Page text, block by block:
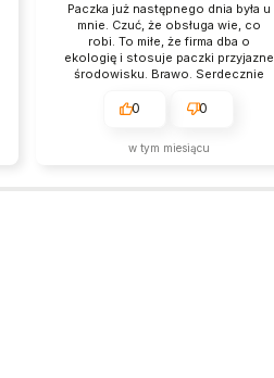
Paczka już następnego dnia była u
mnie. Czuć, że obsługa wie, co
robi. To miłe, że firma dba o
ekologię i stosuje paczki przyjazne
środowisku. Brawo. Serdecznie
Stały klient.
0 0
w tym miesiącu